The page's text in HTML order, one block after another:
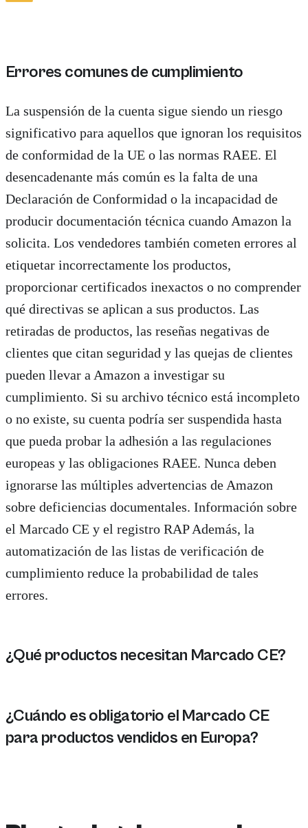
Errores comunes de cumplimiento
La suspensión de la cuenta sigue siendo un riesgo
significativo para aquellos que ignoran los requisitos
de conformidad de la UE o las normas RAEE. El
desencadenante más común es la falta de una
Declaración de Conformidad o la incapacidad de
producir documentación técnica cuando Amazon la
solicita. Los vendedores también cometen errores al
etiquetar incorrectamente los productos,
proporcionar certificados inexactos o no comprender
qué directivas se aplican a sus productos. Las
retiradas de productos, las reseñas negativas de
clientes que citan seguridad y las quejas de clientes
pueden llevar a Amazon a investigar su
cumplimiento. Si su archivo técnico está incompleto
o no existe, su cuenta podría ser suspendida hasta
que pueda probar la adhesión a las regulaciones
europeas y las obligaciones RAEE. Nunca deben
ignorarse las múltiples advertencias de Amazon
sobre deficiencias documentales. Información sobre
el Marcado CE y el registro RAP Además, la
automatización de las listas de verificación de
cumplimiento reduce la probabilidad de tales
errores.
¿Qué productos necesitan Marcado CE?
¿Cuándo es obligatorio el Marcado CE
para productos vendidos en Europa?